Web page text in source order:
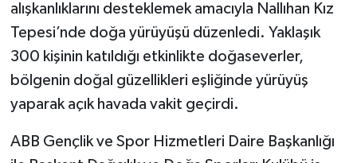
alışkanlıklarını desteklemek amacıyla Nallıhan Kız
Tepesi’nde doğa yürüyüşü düzenledi. Yaklaşık
300 kişinin katıldığı etkinlikte doğaseverler,
bölgenin doğal güzellikleri eşliğinde yürüyüş
yaparak açık havada vakit geçirdi.
ABB Gençlik ve Spor Hizmetleri Daire Başkanlığı